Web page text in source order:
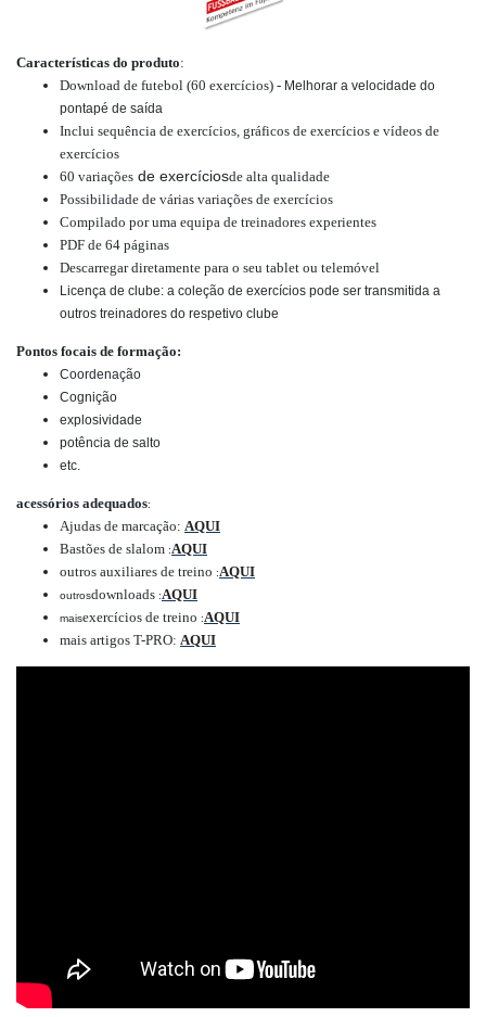
Características do produto:
Download de futebol (60 exercícios) - Melhorar a velocidade do
pontapé de saída
Inclui sequência de exercícios, gráficos de exercícios e vídeos de
exercícios
60 variações de exercíciosde alta qualidade
Possibilidade de várias variações de exercícios
Compilado por uma equipa de treinadores experientes
PDF de 64 páginas
Descarregar diretamente para o seu tablet ou telemóvel
Licença de clube: a coleção de exercícios pode ser transmitida a
outros treinadores do respetivo clube
Pontos focais de formação:
Coordenação
Cognição
explosividade
potência de salto
etc.
acessórios adequados:
Ajudas de marcação: AQUI
Bastões de slalom :AQUI
outros auxiliares de treino :AQUI
outrosdownloads :AQUI
maisexercícios de treino :AQUI
mais artigos T-PRO: AQUI